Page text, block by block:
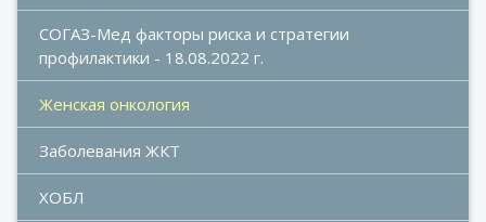
СОГАЗ-Мед факторы риска и стратегии
профилактики - 18.08.2022 г.
Женская онкология
Заболевания ЖКТ
ХОБЛ